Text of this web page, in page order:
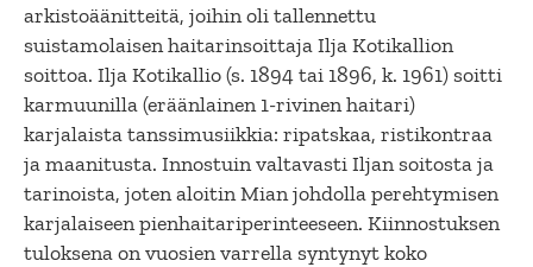
arkistoäänitteitä, joihin oli tallennettu
suistamolaisen haitarinsoittaja Ilja Kotikallion
soittoa. Ilja Kotikallio (s. 1894 tai 1896, k. 1961) soitti
karmuunilla (eräänlainen 1-rivinen haitari)
karjalaista tanssimusiikkia: ripatskaa, ristikontraa
ja maanitusta. Innostuin valtavasti Iljan soitosta ja
tarinoista, joten aloitin Mian johdolla perehtymisen
karjalaiseen pienhaitariperinteeseen. Kiinnostuksen
tuloksena on vuosien varrella syntynyt koko